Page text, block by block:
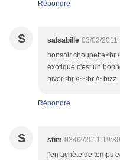
Répondre
S salsabille 03/02/2011
bonsoir choupette<br
exotique c'est un
hiver<br /> <br /> bizz
Répondre
S stim 03/02/2011 19:30
j'en achète de temps